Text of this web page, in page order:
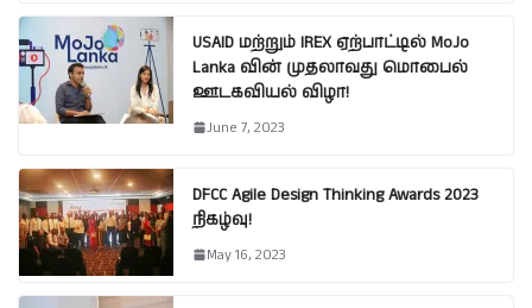
USAID மற்றும் IREX ஏற்பாட்டில் MoJo
Lanka வின் முதலாவது மொபைல்
ஊடகவியல் விழா!
June 7, 2023
DFCC Agile Design Thinking Awards 2023
நிகழ்வு!
May 16, 2023